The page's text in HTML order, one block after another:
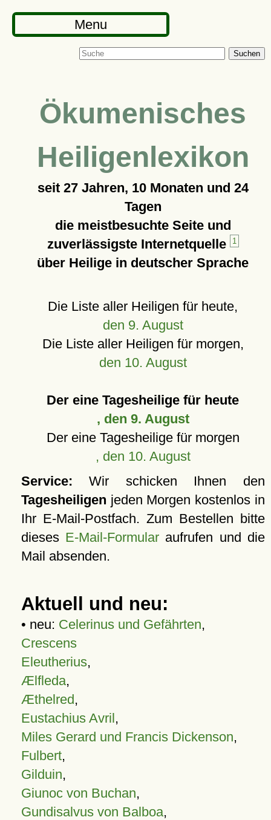
Menu
Suchen
Ökumenisches
Heiligenlexikon
seit 27 Jahren, 10 Monaten und 24
Tagen
die meistbesuchte Seite und
zuverlässigste Internetquelle
1
über Heilige in deutscher Sprache
Die Liste aller Heiligen für heute,
den 9. August
Die Liste aller Heiligen für morgen,
den 10. August
Der eine Tagesheilige für heute
, den 9. August
Der eine Tagesheilige für morgen
, den 10. August
Service: Wir schicken Ihnen den
Tagesheiligen jeden Morgen kostenlos in
Ihr E-Mail-Postfach. Zum Bestellen bitte
dieses E-Mail-Formular aufrufen und die
Mail absenden.
Aktuell und neu:
• neu: Celerinus und Gefährten,
Crescens
Eleutherius,
Ælfleda,
Æthelred,
Eustachius Avril,
Miles Gerard und Francis Dickenson,
Fulbert,
Gilduin,
Giunoc von Buchan,
Gundisalvus von Balboa,